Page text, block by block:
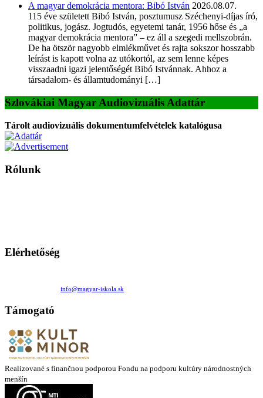
A magyar demokrácia mentora: Bibó István 2026.08.07.
115 éve született Bibó István, posztumusz Széchenyi-díjas író,
politikus, jogász. Jogtudós, egyetemi tanár, 1956 hőse és „a
magyar demokrácia mentora” – ez áll a szegedi mellszobrán.
De ha ötször nagyobb elmlékművet és rajta sokszor hosszabb
leírást is kapott volna az utókortól, az sem lenne képes
visszaadni igazi jelentőségét Bibó Istvánnak. Ahhoz a
társadalom- és államtudományi […]
Szlovákiai Magyar Audiovizuális Adattár
Tárolt audiovizuális dokumentumfelvételek katalógusa
Rólunk
Elérhetőség
info@magyar-iskola.sk
Támogató
Realizované s finančnou podporou Fondu na podporu kultúry národnostných
menšín